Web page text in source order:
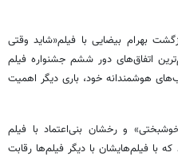
بهرام بیضایی با فیلم«شاید وقتی
اتفاق‌های دور ششم جشنواره فیلم
هوشمندانه خود، باری دیگر اهمیت
و رخشان بنی‌اعتماد با فیلم
با فیلم‌هایشان با دیگر فیلم‌ها رقابت